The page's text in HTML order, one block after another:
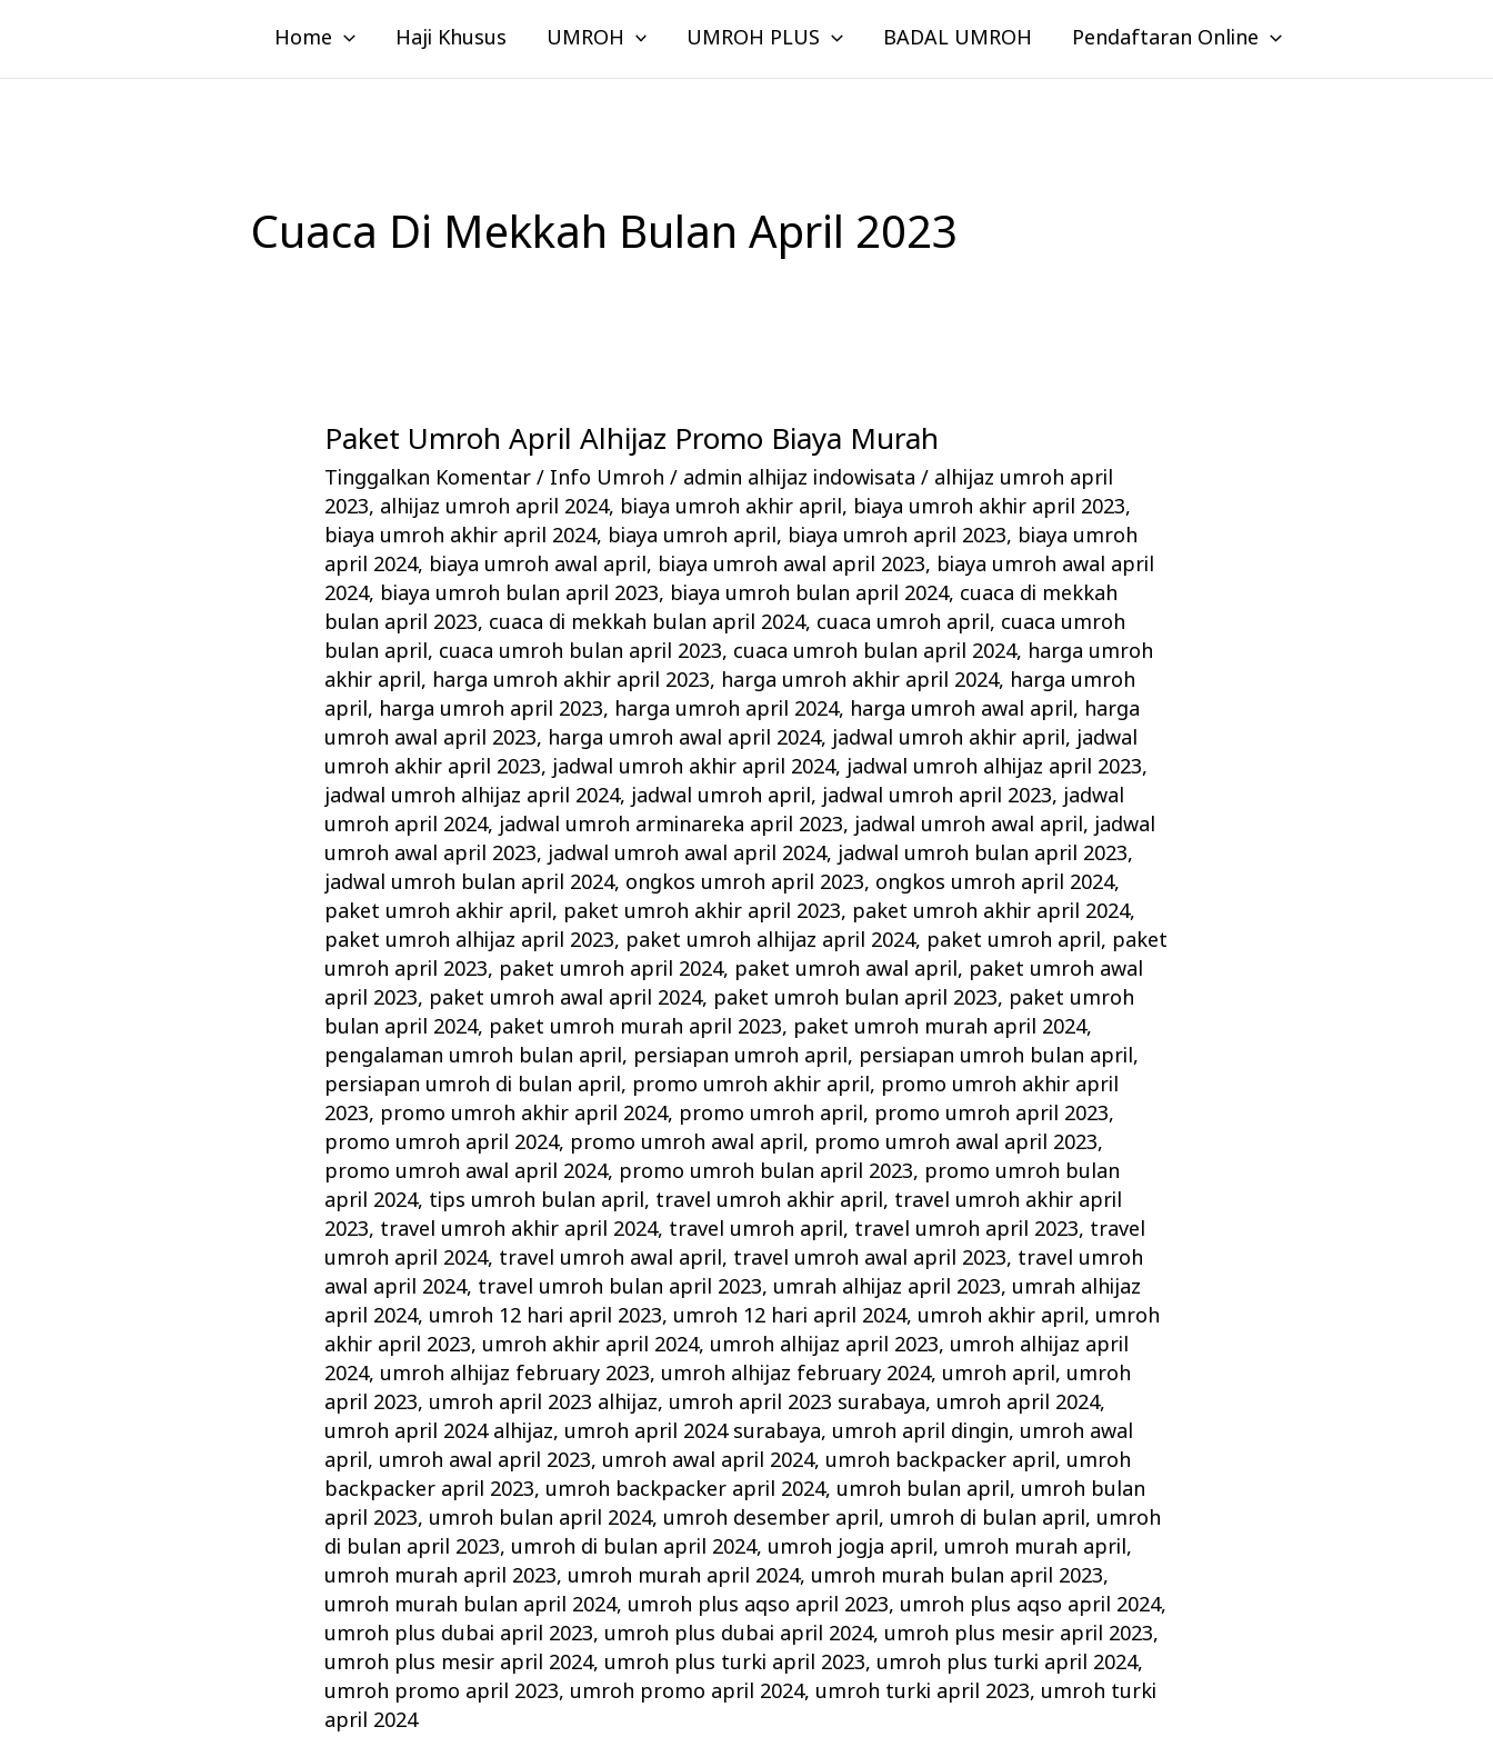
konten
Home Haji Khusus UMROH UMROH PLUS BADAL UMROH Pendaftaran Online
Cuaca Di Mekkah Bulan April 2023
Paket Umroh April Alhijaz Promo Biaya Murah
Tinggalkan Komentar / Info Umroh / admin alhijaz indowisata/ alhijaz umroh april
2023, alhijaz umroh april 2024, biaya umroh akhir april, biaya umroh akhir april 2023,
biaya umroh akhir april 2024, biaya umroh april, biaya umroh april 2023, biaya umroh
april 2024, biaya umroh awal april, biaya umroh awal april 2023, biaya umroh awal april
2024, biaya umroh bulan april 2023, biaya umroh bulan april 2024, cuaca di mekkah
bulan april 2023, cuaca di mekkah bulan april 2024, cuaca umroh april, cuaca umroh
bulan april, cuaca umroh bulan april 2023, cuaca umroh bulan april 2024, harga umroh
akhir april, harga umroh akhir april 2023, harga umroh akhir april 2024, harga umroh
april, harga umroh april 2023, harga umroh april 2024, harga umroh awal april, harga
umroh awal april 2023, harga umroh awal april 2024, jadwal umroh akhir april, jadwal
umroh akhir april 2023, jadwal umroh akhir april 2024, jadwal umroh alhijaz april 2023,
jadwal umroh alhijaz april 2024, jadwal umroh april, jadwal umroh april 2023, jadwal
umroh april 2024, jadwal umroh arminareka april 2023, jadwal umroh awal april, jadwal
umroh awal april 2023, jadwal umroh awal april 2024, jadwal umroh bulan april 2023,
jadwal umroh bulan april 2024, ongkos umroh april 2023, ongkos umroh april 2024,
paket umroh akhir april, paket umroh akhir april 2023, paket umroh akhir april 2024,
paket umroh alhijaz april 2023, paket umroh alhijaz april 2024, paket umroh april, paket
umroh april 2023, paket umroh april 2024, paket umroh awal april, paket umroh awal
april 2023, paket umroh awal april 2024, paket umroh bulan april 2023, paket umroh
bulan april 2024, paket umroh murah april 2023, paket umroh murah april 2024,
pengalaman umroh bulan april, persiapan umroh april, persiapan umroh bulan april,
persiapan umroh di bulan april, promo umroh akhir april, promo umroh akhir april
2023, promo umroh akhir april 2024, promo umroh april, promo umroh april 2023,
promo umroh april 2024, promo umroh awal april, promo umroh awal april 2023,
promo umroh awal april 2024, promo umroh bulan april 2023, promo umroh bulan
april 2024, tips umroh bulan april, travel umroh akhir april, travel umroh akhir april
2023, travel umroh akhir april 2024, travel umroh april, travel umroh april 2023, travel
umroh april 2024, travel umroh awal april, travel umroh awal april 2023, travel umroh
awal april 2024, travel umroh bulan april 2023, umrah alhijaz april 2023, umrah alhijaz
april 2024, umroh 12 hari april 2023, umroh 12 hari april 2024, umroh akhir april, umroh
akhir april 2023, umroh akhir april 2024, umroh alhijaz april 2023, umroh alhijaz april
2024, umroh alhijaz february 2023, umroh alhijaz february 2024, umroh april, umroh
april 2023, umroh april 2023 alhijaz, umroh april 2023 surabaya, umroh april 2024,
umroh april 2024 alhijaz, umroh april 2024 surabaya, umroh april dingin, umroh awal
april, umroh awal april 2023, umroh awal april 2024, umroh backpacker april, umroh
backpacker april 2023, umroh backpacker april 2024, umroh bulan april, umroh bulan
april 2023, umroh bulan april 2024, umroh desember april, umroh di bulan april, umroh
di bulan april 2023, umroh di bulan april 2024, umroh jogja april, umroh murah april,
umroh murah april 2023, umroh murah april 2024, umroh murah bulan april 2023,
umroh murah bulan april 2024, umroh plus aqso april 2023, umroh plus aqso april 2024,
umroh plus dubai april 2023, umroh plus dubai april 2024, umroh plus mesir april 2023,
umroh plus mesir april 2024, umroh plus turki april 2023, umroh plus turki april 2024,
umroh promo april 2023, umroh promo april 2024, umroh turki april 2023, umroh turki
april 2024
Paket
Umroh
April
Alhijaz
Promo
Biaya
Murah